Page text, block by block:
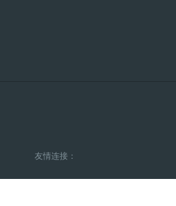
友情连接：